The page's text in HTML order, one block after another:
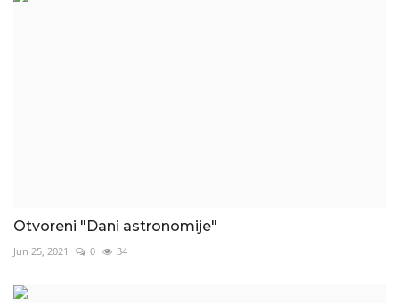
Otvoreni "Dani astronomije"
Jun 25, 2021 0 34